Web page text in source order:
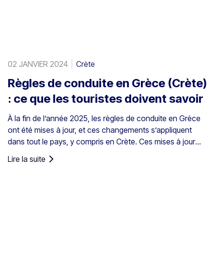
02 JANVIER 2024 Crète
Règles de conduite en Grèce (Crète)
: ce que les touristes doivent savoir
À la fin de l’année 2025, les règles de conduite en Grèce
ont été mises à jour, et ces changements s’appliquent
dans tout le pays, y compris en Crète. Ces mises à jour
contrôle de la vitesse et les responsabilités du conducteur.
Lire la suite